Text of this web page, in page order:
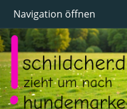
Navigation öffnen